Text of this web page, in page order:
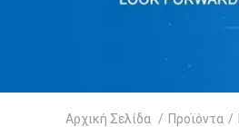
Αρχική Σελίδα / Προϊόντα /